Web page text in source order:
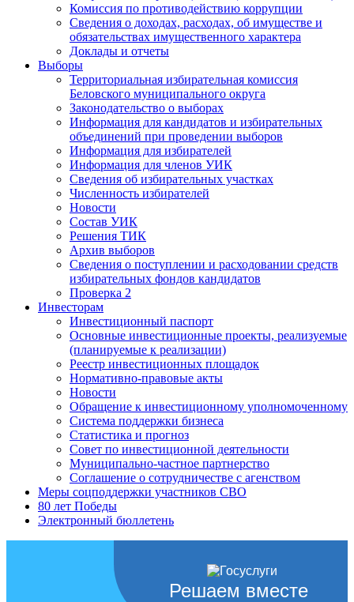
Комиссия по противодействию коррупции
Сведения о доходах, расходах, об имуществе и
обязательствах имущественного характера
Доклады и отчеты
Выборы
Территориальная избирательная комиссия
Беловского муниципального округа
Законодательство о выборах
Информация для кандидатов и избирательных
объединений при проведении выборов
Информация для избирателей
Информация для членов УИК
Сведения об избирательных участках
Численность избирателей
Новости
Состав УИК
Решения ТИК
Архив выборов
Сведения о поступлении и расходовании средств
избирательных фондов кандидатов
Проверка 2
Инвесторам
Инвестиционный паспорт
Основные инвестиционные проекты, реализуемые
(планируемые к реализации)
Реестр инвестиционных площадок
Нормативно-правовые акты
Новости
Обращение к инвестиционному уполномоченному
Система поддержки бизнеса
Статистика и прогноз
Совет по инвестиционной деятельности
Муниципально-частное партнерство
Соглашение о сотрудничестве с агенством
Меры соцподдержки участников СВО
80 лет Победы
Электронный бюллетень
Решаем вместе